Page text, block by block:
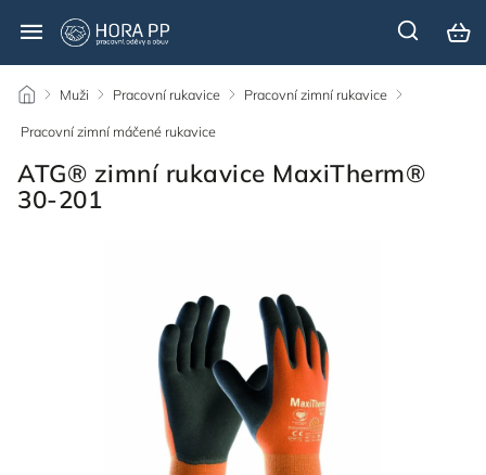
/ Muži / Pracovní rukavice / Pracovní zimní rukavice /
Pracovní zimní máčené rukavice
ATG® zimní rukavice MaxiTherm®
30-201